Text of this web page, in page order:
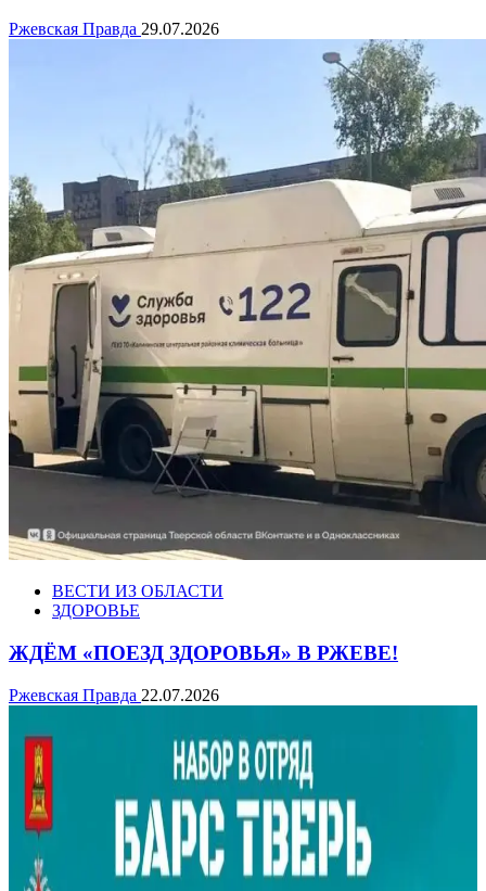
Ржевская Правда 29.07.2026
ВЕСТИ ИЗ ОБЛАСТИ
ЗДОРОВЬЕ
ЖДЁМ «ПОЕЗД ЗДОРОВЬЯ» В РЖЕВЕ!
Ржевская Правда 22.07.2026